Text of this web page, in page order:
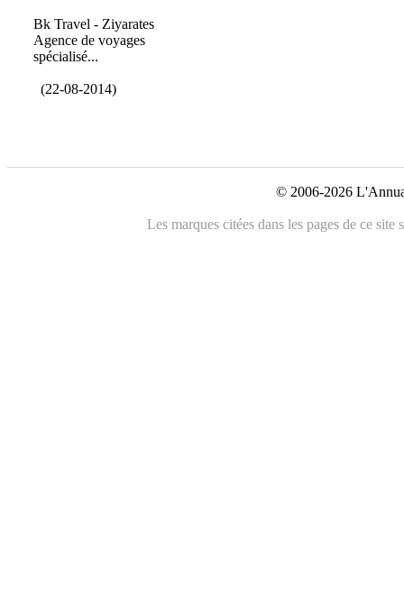
Bk Travel - Ziyarates
Agence de voyages
spécialisé...
(22-08-2014)
© 2006-2026
Les marques citées dans les pages de ce